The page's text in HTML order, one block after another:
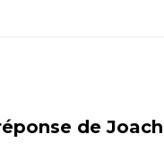
de